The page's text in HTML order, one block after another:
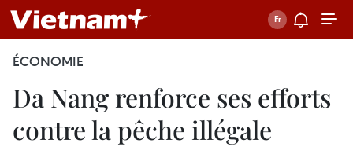
ÉCONOMIE
Da Nang renforce ses efforts
contre la pêche illégale